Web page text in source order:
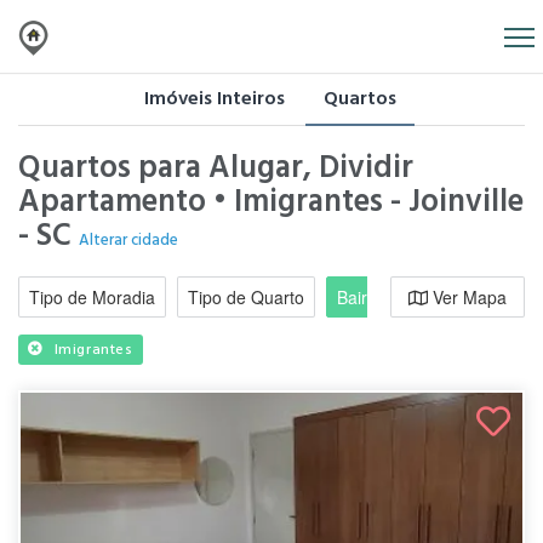
Imóveis Inteiros Quartos
Quartos para Alugar, Dividir
Apartamento • Imigrantes - Joinville
- SC Alterar cidade
Tipo de Moradia Tipo de Quarto Bairro / RegiãoVer Mapa
Imigrantes